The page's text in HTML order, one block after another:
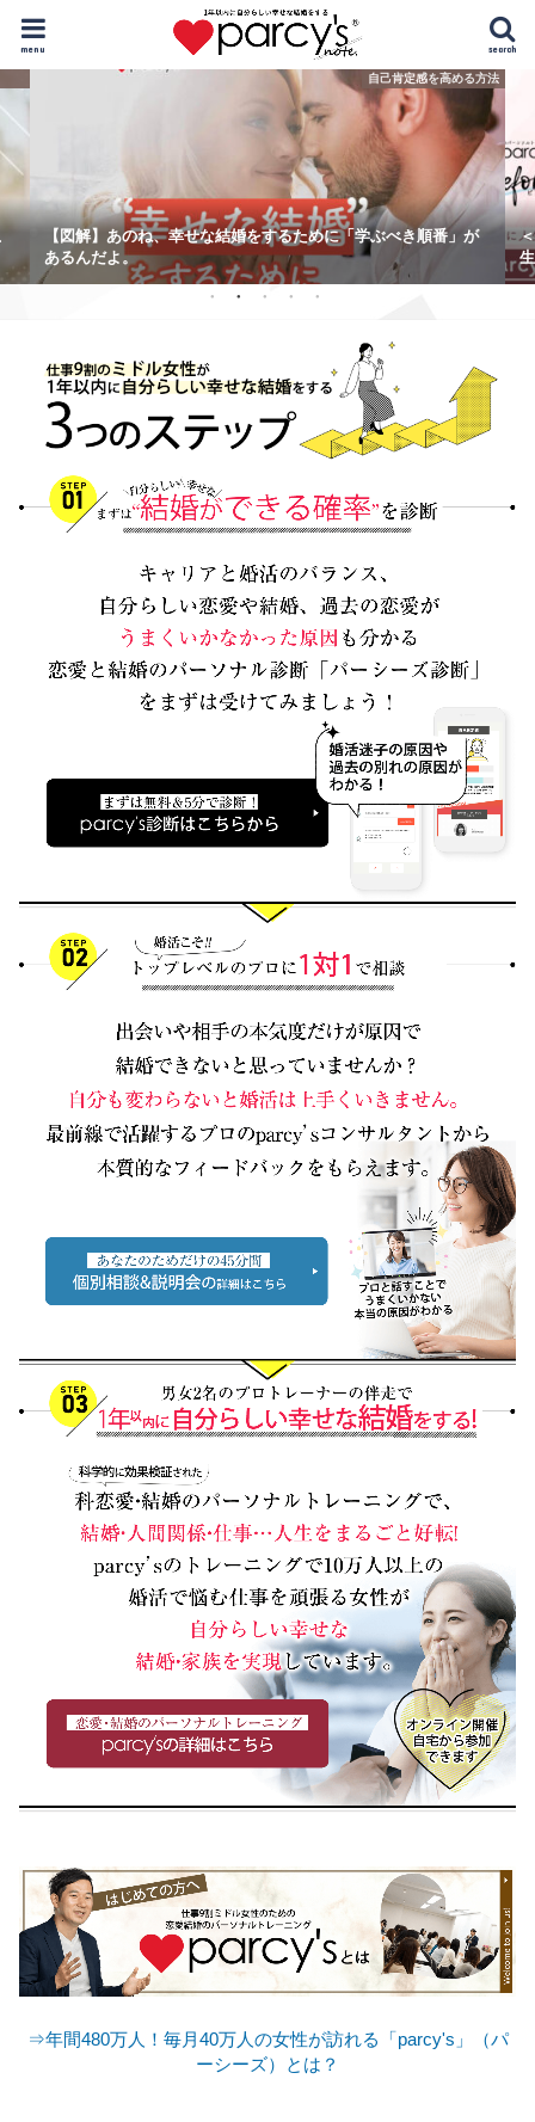
search
menu
自己肯定感を高める方法
【図解】あのね、幸せな結婚をするために「学ぶべき順番」が
あるんだよ。
⇒年間480万人！毎月40万人の女性が訪れる「parcy's」（パ
ーシーズ）とは？